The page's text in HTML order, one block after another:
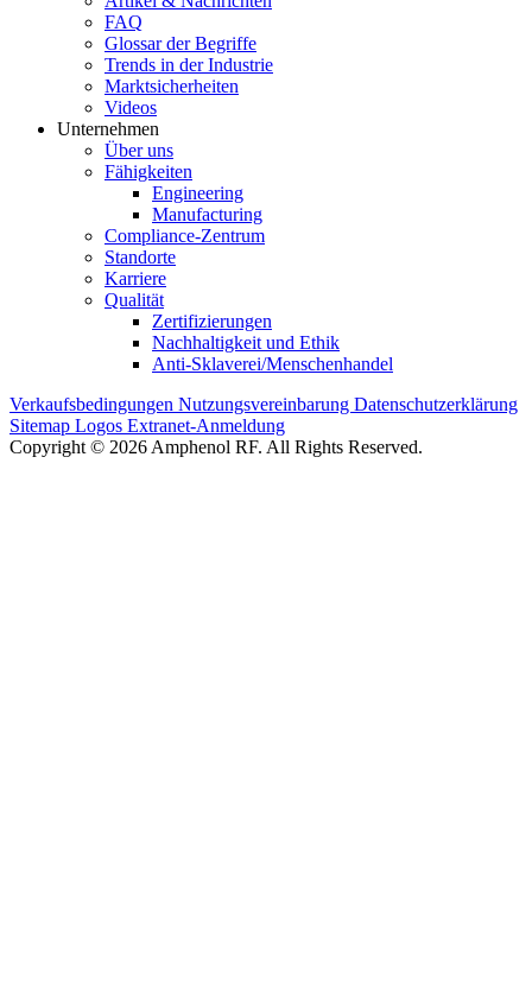
FAQ
Glossar der Begriffe
Trends in der Industrie
Marktsicherheiten
Videos
Unternehmen
Über uns
Fähigkeiten
Engineering
Manufacturing
Compliance-Zentrum
Standorte
Karriere
Qualität
Zertifizierungen
Nachhaltigkeit und Ethik
Anti-Sklaverei/Menschenhandel
Verkaufsbedingungen Nutzungsvereinbarung Datenschutzerklärung
Sitemap Logos Extranet-Anmeldung
Copyright © 2026 Amphenol RF. All Rights Reserved.